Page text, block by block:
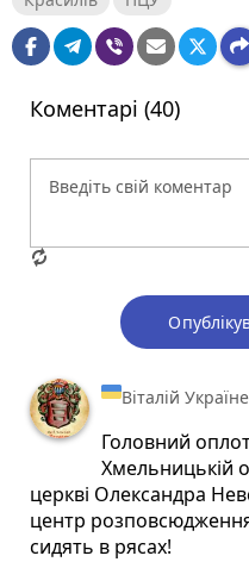
Коментарі (40)
Віталій
Головний
Хмельницькій
церкві Олександра
центр
сидять в рясах!